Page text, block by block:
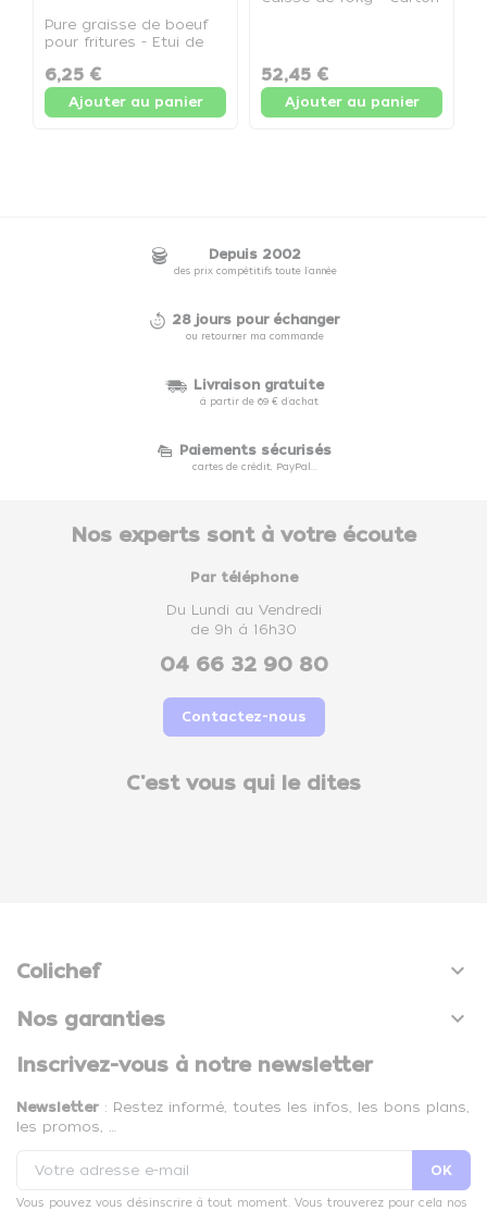
Pure graisse de boeuf
pour fritures - Etui de
6,25 €
Ajouter au panier
52,45 €
Ajouter au panier
Depuis 2002
des prix compétitifs toute l'année
28 jours pour échanger
ou retourner ma commande
Livraison gratuite
à partir de 69 € d'achat
Paiements sécurisés
cartes de crédit, PayPal...
Nos experts sont à votre écoute
Par téléphone
Du Lundi au Vendredi
de 9h à 16h30
04 66 32 90 80
Contactez-nous
C'est vous qui le dites
Colichef 
Nos garanties 
Inscrivez-vous à notre newsletter
Newsletter : Restez informé, toutes les infos, les bons plans,
les promos, …
Vous pouvez vous désinscrire à tout moment. Vous trouverez pour cela nos